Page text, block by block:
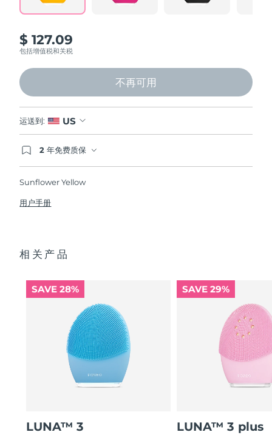
$ 127.09
包括增值税和关税
不再可用
运送到: US
2 年免费质保
Sunflower Yellow
用户手册
相关产品
SAVE 28%
LUNA™ 3
SAVE 29%
LUNA™ 3 plus